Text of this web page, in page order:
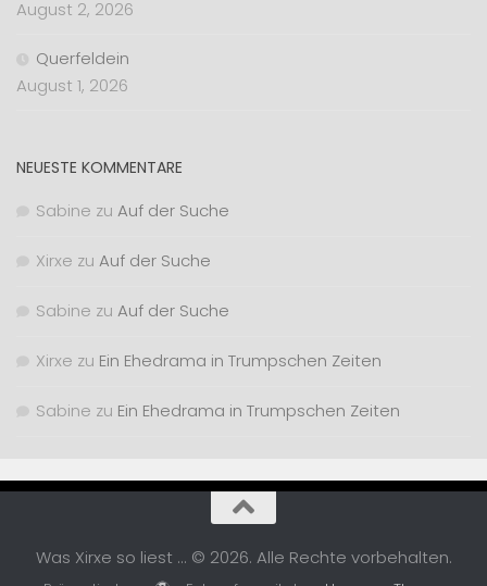
August 2, 2026
Querfeldein
August 1, 2026
NEUESTE KOMMENTARE
Sabine zu Auf der Suche
Xirxe zu Auf der Suche
Sabine zu Auf der Suche
Xirxe zu Ein Ehedrama in Trumpschen Zeiten
Sabine zu Ein Ehedrama in Trumpschen Zeiten
Was Xirxe so liest ... © 2026. Alle Rechte vorbehalten.